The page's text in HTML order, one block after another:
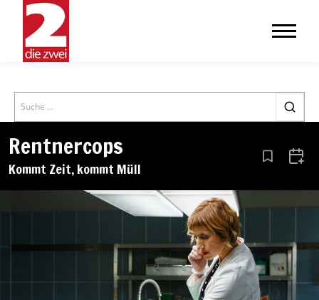
Search
Rentnercops
Kommt Zeit, kommt Müll Aus den